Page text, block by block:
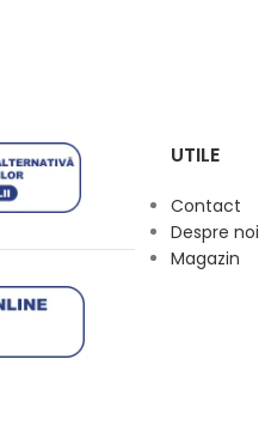
UTILE
Contact
Despre noi
Magazin